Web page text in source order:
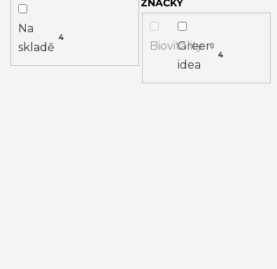
Na
skladě
4
ZNAČKY
Biovitality 0
Green
idea
4